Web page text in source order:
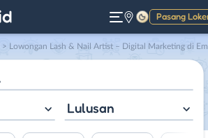
Pasang
Gelap
> Lowongan Lash & Nail Artist – Digital Marketing di Emelyne
Lulusan